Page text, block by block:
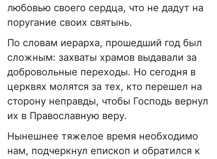
любовью своего сердца, что не дадут на
поругание своих святынь.
По словам иерарха, прошедший год был
сложным: захваты храмов выдавали за
добровольные переходы. Но сегодня в
церквях молятся за тех, кто перешел на
сторону неправды, чтобы Господь вернул
их в Православную веру.
Нынешнее тяжелое время необходимо
нам, подчеркнул епископ и обратился к